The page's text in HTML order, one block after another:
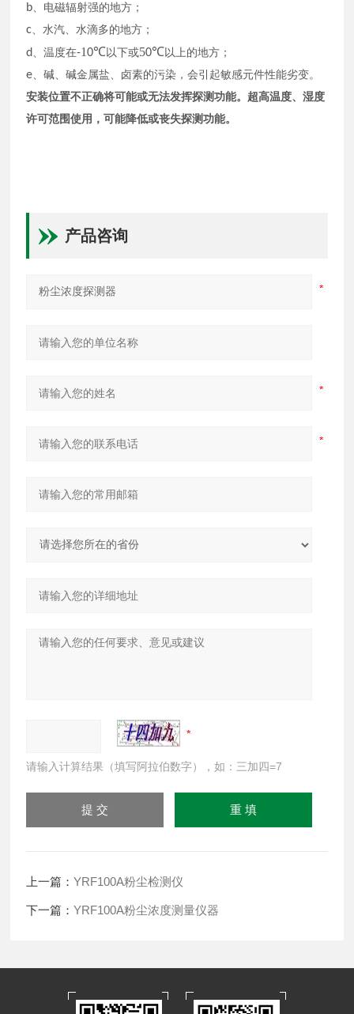
b 、电磁辐射强的地方；
c 、水汽、水滴多的地方；
d 、温度在-10℃以下或50℃以上的地方；
e 、碱、碱金属盐、卤素的污染 ，会引起敏感元件性能劣变。
安装位置不正确将可能或无法发挥探测功能。超高温度、湿度
许可范围使用，可能降低或丧失探测功能。
产品咨询
请输入计算结果（填写阿拉伯数字），如：三加四=7
上一篇：YRF100A粉尘检测仪
下一篇：YRF100A粉尘浓度测量仪器